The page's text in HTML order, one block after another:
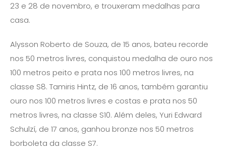
23 e 28 de novembro, e trouxeram medalhas para
casa.
Alysson Roberto de Souza, de 15 anos, bateu recorde
nos 50 metros livres, conquistou medalha de ouro nos
100 metros peito e prata nos 100 metros livres, na
classe S8. Tamiris Hintz, de 16 anos, também garantiu
ouro nos 100 metros livres e costas e prata nos 50
metros livres, na classe S10. Além deles, Yuri Edward
Schulzí, de 17 anos, ganhou bronze nos 50 metros
borboleta da classe S7.